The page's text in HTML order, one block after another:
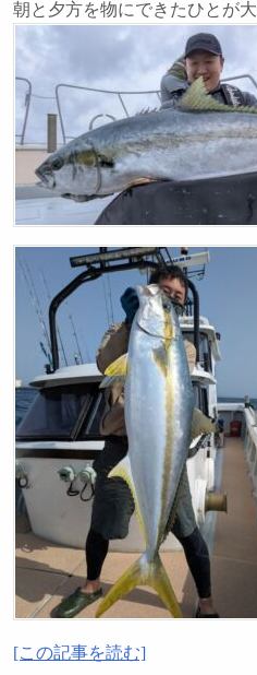
朝と夕方を物にできたひとが
[この記事を読む]